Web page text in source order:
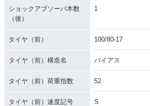
ショックアブソーバ本数
（後）
1
タイヤ（前） 100/80-17
タイヤ（前）構造名 バイアス
タイヤ（前）荷重指数 52
タイヤ（前）速度記号 S